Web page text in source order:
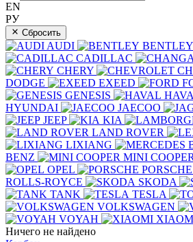
EN
РУ
Сбросить
AUDI BENTLEY
CADILLAC
CHERY
DODGE
EXEED
GENESIS
HYUNDAI
JAECOO
JEEP
KIA
LAND ROVER
LIXIANG
BENZ
MINI COOPER
OPEL
PORSCHE
ROLLS-ROYCE
SKODA
TANK
TESLA
VOLKSWAGEN
VOYAH
Ничего не найдено